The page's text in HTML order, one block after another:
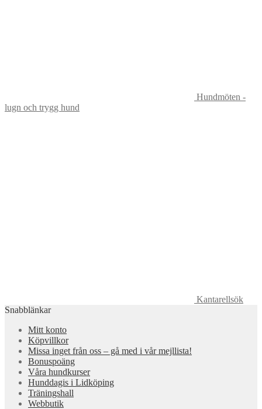
Hundmöten -
lugn och trygg hund
Kantarellsök
Snabblänkar
Mitt konto
Köpvillkor
Missa inget från oss – gå med i vår mejllista!
Bonuspoäng
Våra hundkurser
Hunddagis i Lidköping
Träningshall
Webbutik